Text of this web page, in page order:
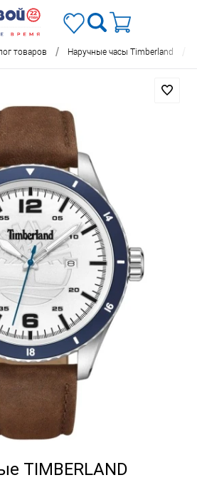
товаров / Наручные часы Timberland
TIMBERLAND